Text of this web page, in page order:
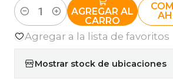
Cantidad
AGREGAR AL
CARRO
Agregar a la lista de favoritos
Mostrar stock de ubicaciones